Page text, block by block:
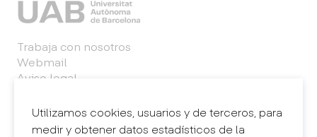
Utilizamos cookies, usuarios y de terceros, para
medir y obtener datos estadísticos de la
Trabaja con nosotros
Webmail
Aviso legal
Sistema interno de información (canal de
denuncias)